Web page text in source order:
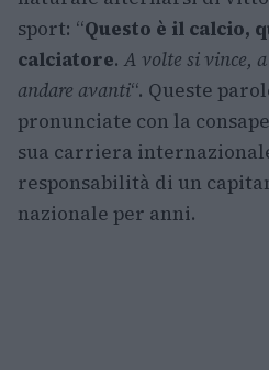
sport: “Questo è il calcio,
calciatore. A volte si vince,
andare avanti“. Queste
pronunciate con la
sua carriera
responsabilità di un
nazionale per anni.